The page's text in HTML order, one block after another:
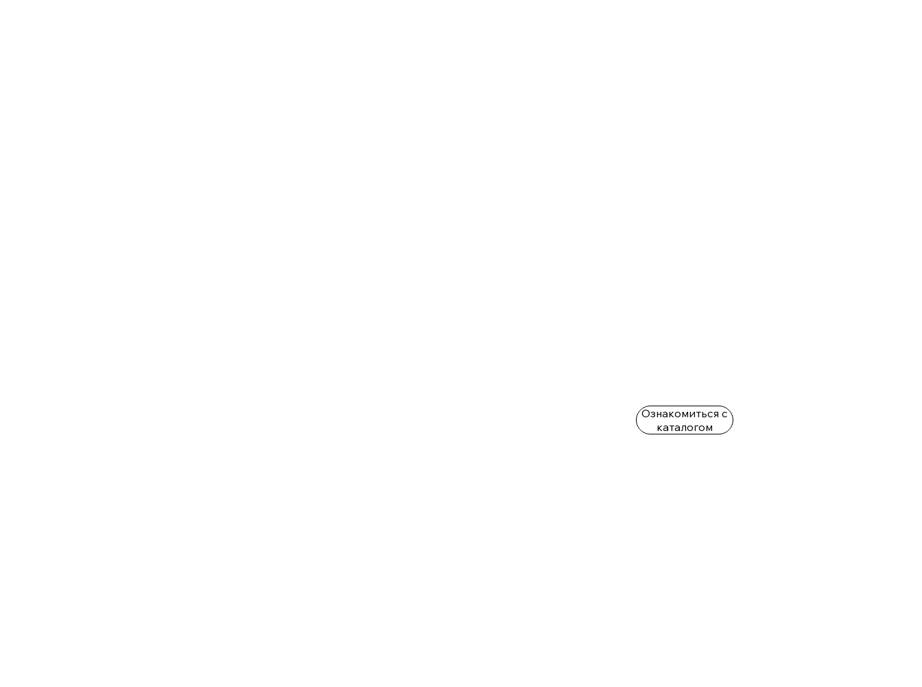
Ознакомиться с
каталогом